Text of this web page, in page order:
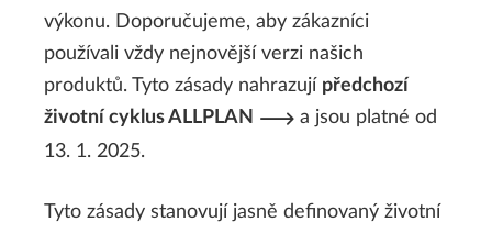
výkonu. Doporučujeme, aby zákazníci
používali vždy nejnovější verzi našich
produktů. Tyto zásady nahrazují předchozí
životní cyklus ALLPLAN
a jsou platné od
13. 1. 2025.
Tyto zásady stanovují jasně definovaný životní